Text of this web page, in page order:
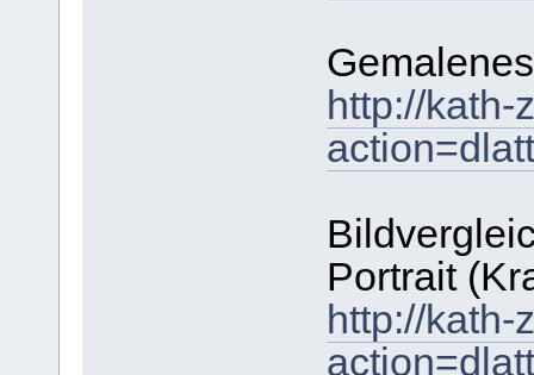
http://kath-
Portrait
http://kath-